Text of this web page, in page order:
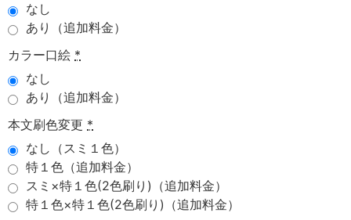
なし
あり（追加料金）
カラー口絵 *
なし
あり（追加料金）
本文刷色変更 *
なし（スミ１色）
特１色（追加料金）
スミ×特１色(2色刷り)（追加料金）
特１色×特１色(2色刷り)（追加料金）